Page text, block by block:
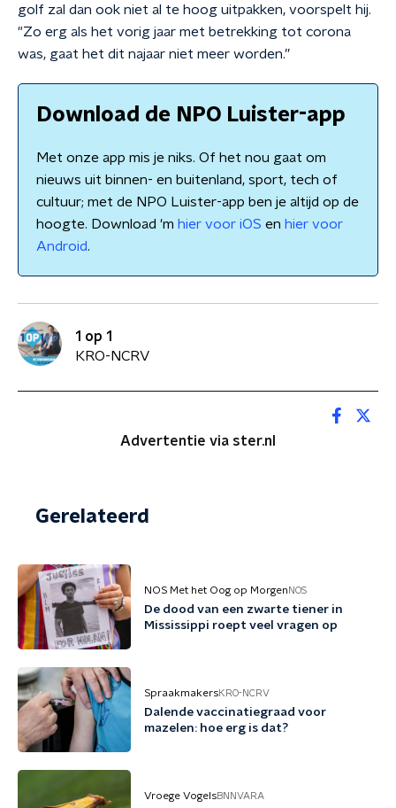
golf zal dan ook niet al te hoog uitpakken, voorspelt hij.
"Zo erg als het vorig jaar met betrekking tot corona
was, gaat het dit najaar niet meer worden.”
Download de NPO Luister-app
Met onze app mis je niks. Of het nou gaat om
nieuws uit binnen- en buitenland, sport, tech of
cultuur; met de NPO Luister-app ben je altijd op de
hoogte. Download 'm hier voor iOS en hier voor
Android.
1 op 1
KRO-NCRV
Advertentie via ster.nl
Gerelateerd
NOS Met het Oog op Morgen NOS
De dood van een zwarte tiener in
Mississippi roept veel vragen op
SpraakmakersKRO-NCRV
Dalende vaccinatiegraad voor
mazelen: hoe erg is dat?
Vroege VogelsBNNVARA